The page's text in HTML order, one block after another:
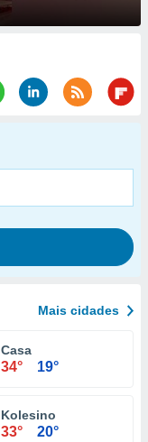
Mais cidades
Casa
34° 19°
Kolesino
33° 20°